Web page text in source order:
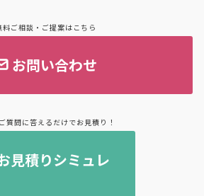
料ご相談・ご提案はこちら
お問い合わせ
質問に答えるだけでお見積り！
見積りシミュレ